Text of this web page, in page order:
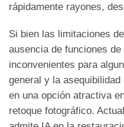
rápidamente rayones,
Si bien las limitaciones
ausencia de funciones
inconvenientes para
general y la
en una opción atractiva
retoque fotográfico.